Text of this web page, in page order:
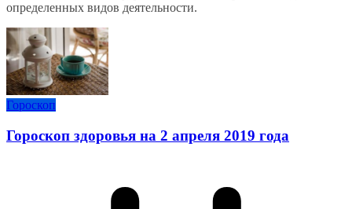
определенных видов деятельности.
Гороскоп
Гороскоп здоровья на 2 апреля 2019 года